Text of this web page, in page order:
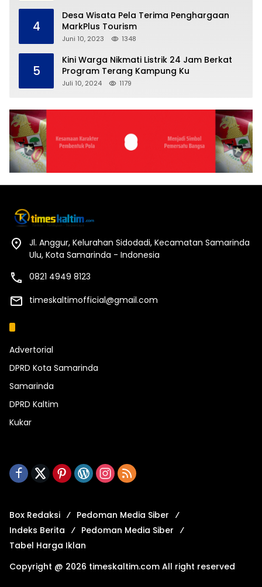
4
Desa Wisata Pela Terima Penghargaan
MarkPlus Tourism
Juni 10, 2023 1348
5
Kini Warga Nikmati Listrik 24 Jam Berkat
Program Terang Kampung Ku
Juli 10, 2024 1179
Jl. Anggur, Kelurahan Sidodadi, Kecamatan Samarinda
Ulu, Kota Samarinda - Indonesia
0821 4949 8123
timeskaltimofficial@gmail.com
Advertorial
DPRD Kota Samarinda
Samarinda
DPRD Kaltim
Kukar
Box Redaksi
Pedoman Media Siber
Indeks Berita
Pedoman Media Siber
Tabel Harga Iklan
Copyright @ 2026 timeskaltim.com All right reserved